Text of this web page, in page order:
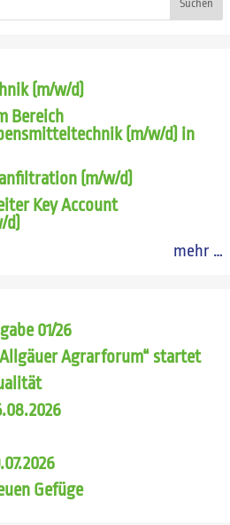
Suchen
(m/w/d)
Bereich
(m/w/d) in
(m/w/d)
Key Account
d)
mehr …
01/26
Agrarforum“ startet
Gefüge